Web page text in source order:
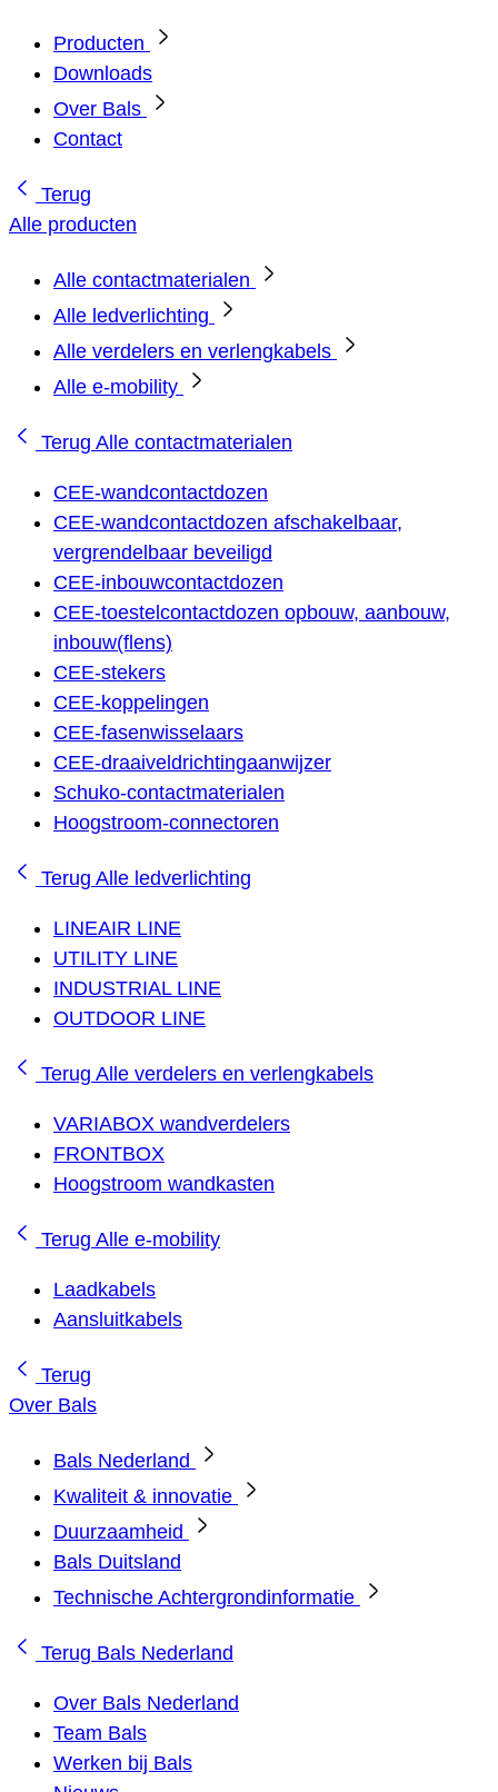
Producten
Downloads
Over Bals
Contact
Terug
Alle producten
Alle contactmaterialen
Alle ledverlichting
Alle verdelers en verlengkabels
Alle e-mobility
Terug Alle contactmaterialen
CEE-wandcontactdozen
CEE-wandcontactdozen afschakelbaar,
vergrendelbaar beveiligd
CEE-inbouwcontactdozen
CEE-toestelcontactdozen opbouw, aanbouw,
inbouw(flens)
CEE-stekers
CEE-koppelingen
CEE-fasenwisselaars
CEE-draaiveldrichtingaanwijzer
Schuko-contactmaterialen
Hoogstroom-connectoren
Terug Alle ledverlichting
LINEAIR LINE
UTILITY LINE
INDUSTRIAL LINE
OUTDOOR LINE
Terug Alle verdelers en verlengkabels
VARIABOX wandverdelers
FRONTBOX
Hoogstroom wandkasten
Terug Alle e-mobility
Laadkabels
Aansluitkabels
Terug
Over Bals
Bals Nederland
Kwaliteit & innovatie
Duurzaamheid
Bals Duitsland
Technische Achtergrondinformatie
Terug Bals Nederland
Over Bals Nederland
Team Bals
Werken bij Bals